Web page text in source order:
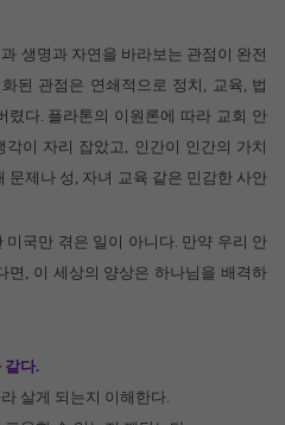
생명과 자연을 바라보는 관점이 완전
된 관점은 연쇄적으로 정치 교육 법
렸다. 플라톤의 이원론에 따라 교회 안
각이 자리 잡았고
인간이 인간의 가치
문제나 성 자녀 교육 같은 민감한 사안
미국만 겪은 일이 아니다. 만약 우리 안
면
이 세상의 양상은 하나님을 배격하
같다.
살게 되는지 이해한다